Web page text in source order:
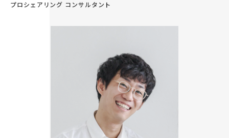
プロシェアリング コンサルタント